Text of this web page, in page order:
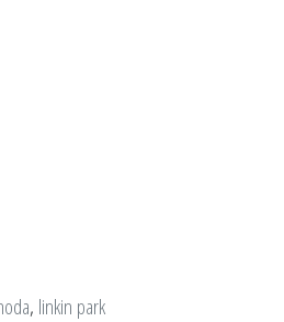
, linkin park